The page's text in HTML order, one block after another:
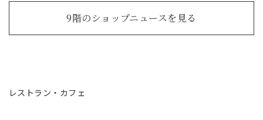
9階のショップニュースを見る
レストラン・カフェ